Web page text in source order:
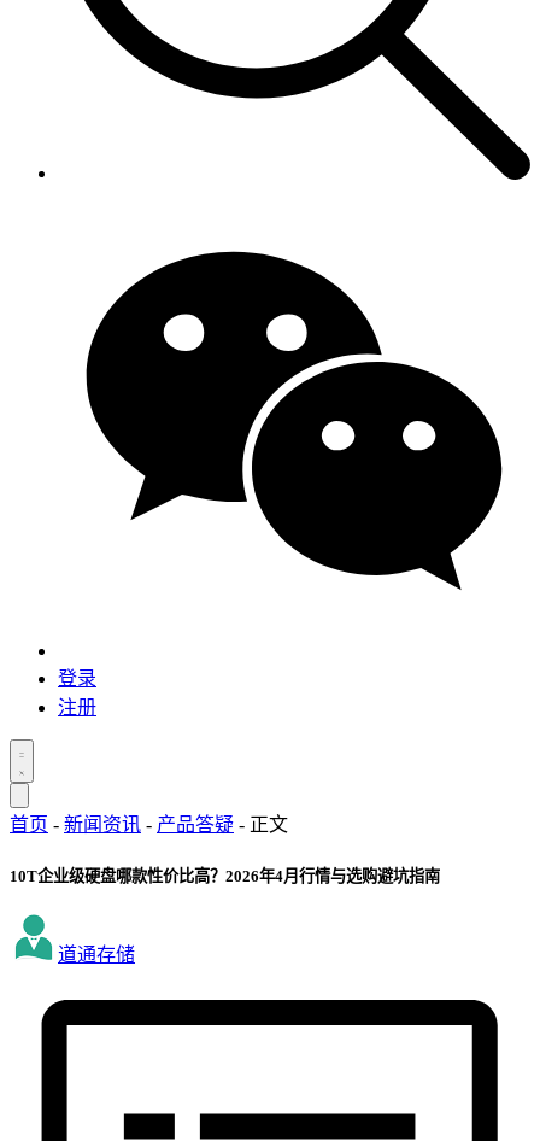
登录
注册
首页 - 新闻资讯 - 产品答疑 - 正文
10T企业级硬盘哪款性价比高？2026年4月行情与选购避坑指南
道通存储